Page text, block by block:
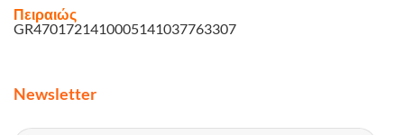
Πειραιώς
GR4701721410005141037763307
Newsletter